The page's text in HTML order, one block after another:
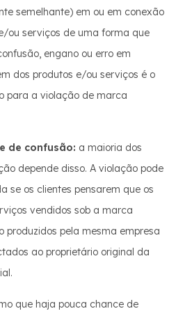
semelhante) em ou em conexão
ou serviços de uma forma que
engano ou erro em
dos produtos e/ou serviços é o
para a violação de marca
de confusão: a maioria dos
depende disso. A violação pode
se os clientes pensarem que os
vendidos sob a marca
produzidos pela mesma empresa
ao proprietário original da
que haja pouca chance de